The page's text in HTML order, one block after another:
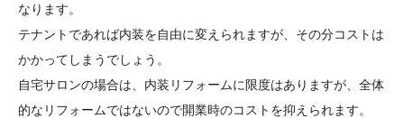
なります。
テナントであれば内装を自由に変えられますが、その分コストは
かかってしまうでしょう。
自宅サロンの場合は、内装リフォームに限度はありますが、全体
的なリフォームではないので開業時のコストを抑えられます。